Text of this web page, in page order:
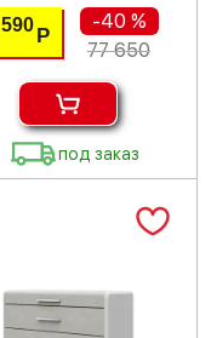
590 Р
-40 %
77 650
под заказ